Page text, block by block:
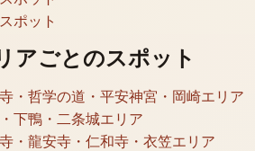
ポット
アごとのスポット
・哲学の道・平安神宮・岡崎エリア
下鴨・二条城エリア
・龍安寺・仁和寺・衣笠エリア